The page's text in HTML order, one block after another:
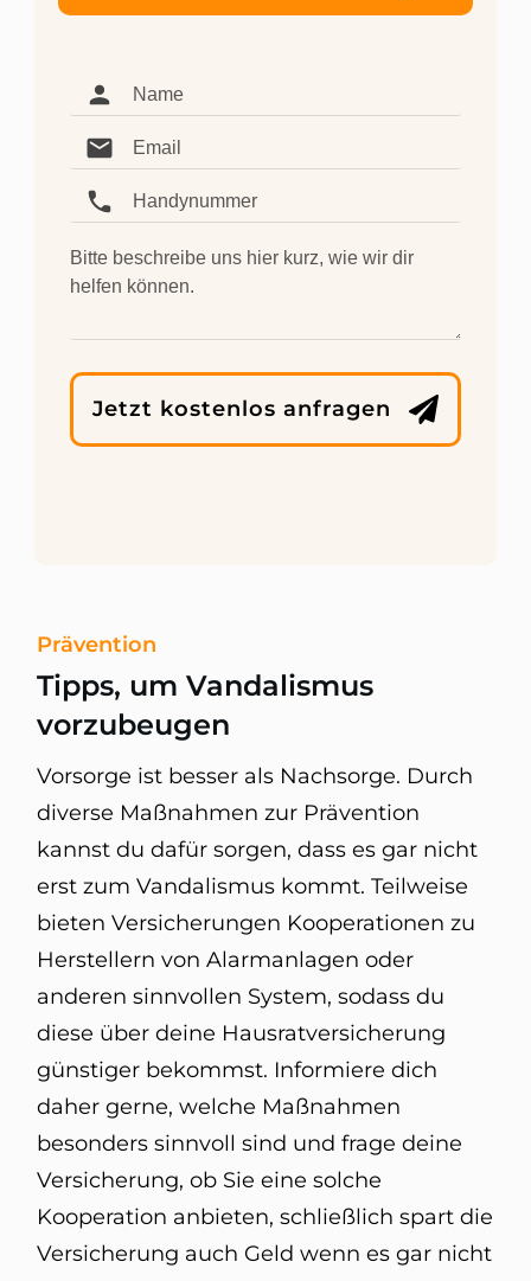
Jetzt kostenlos anfragen
Prävention
Tipps, um Vandalismus
vorzubeugen
Vorsorge ist besser als Nachsorge. Durch
diverse Maßnahmen zur Prävention
kannst du dafür sorgen, dass es gar nicht
erst zum Vandalismus kommt. Teilweise
bieten Versicherungen Kooperationen zu
Herstellern von Alarmanlagen oder
anderen sinnvollen System, sodass du
diese über deine Hausratversicherung
günstiger bekommst. Informiere dich
daher gerne, welche Maßnahmen
besonders sinnvoll sind und frage deine
Versicherung, ob Sie eine solche
Kooperation anbieten, schließlich spart die
Versicherung auch Geld wenn es gar nicht